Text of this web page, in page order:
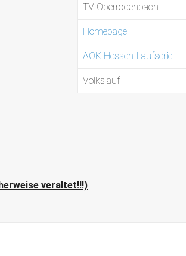
TV Oberrodenbach
Homepage
AOK Hessen-Laufserie
Volkslauf
veraltet!!!)